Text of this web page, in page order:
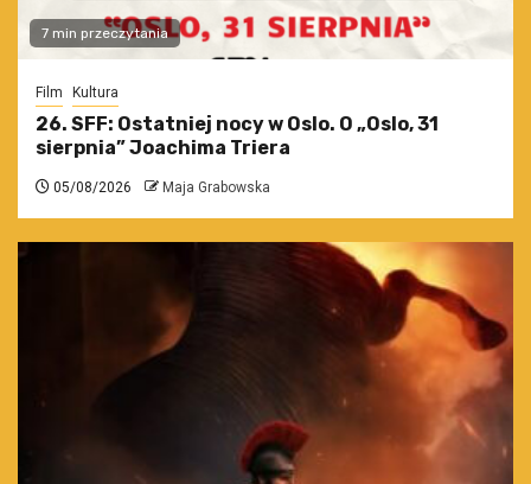
7 min przeczytania
Film Kultura
26. SFF: Ostatniej nocy w Oslo. O „Oslo, 31
sierpnia” Joachima Triera
05/08/2026 Maja Grabowska